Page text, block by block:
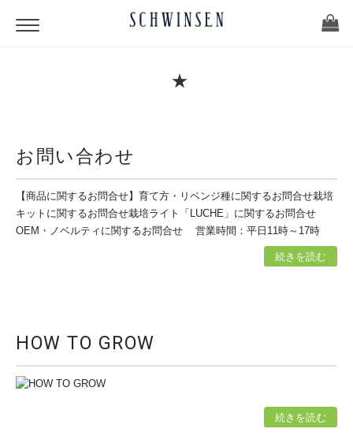
★
お問い合わせ
【商品に関するお問合せ】育て方・リベンジ種に関するお問合せ栽培
キットに関するお問合せ栽培ライト「LUCHE」に関するお問合せ
OEM・ノベルティに関するお問合せ 営業時間：平日11時～17時
続きを読む
HOW TO GROW
続きを読む